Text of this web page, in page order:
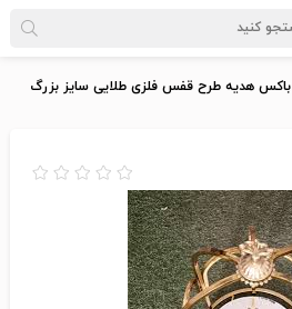
باکس هدیه طرح قفس فلزی طلایی سایز بزرگ